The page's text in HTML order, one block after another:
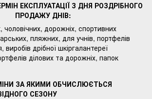
ЕКСПЛУАТАЦІЇ З ДНЯ РОЗДРІБНОГО
ПРОДАЖУ ДНІВ:
чоловічних, дорожніх, спортивних
пляжних, для учнів, портфелів
виробів дрібної шкіргалантереї
ділових та дорожніх, папок
ЗА ЯКИМИ ОБЧИСЛЮЄТЬСЯ
СЕЗОНУ